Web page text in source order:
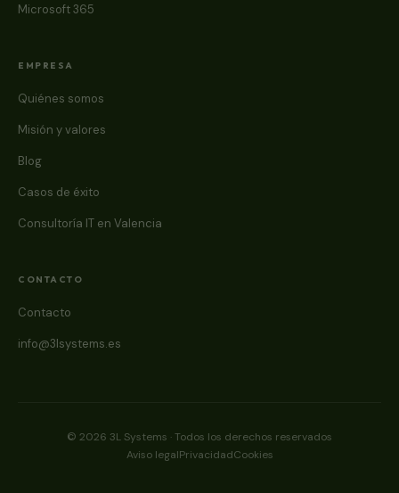
Microsoft 365
EMPRESA
Quiénes somos
Misión y valores
Blog
Casos de éxito
Consultoría IT en Valencia
CONTACTO
Contacto
info@3lsystems.es
© 2026 3L Systems · Todos los derechos reservados
Aviso legalPrivacidadCookies